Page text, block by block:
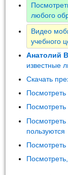
любого
Видео
учебного
Анатолий
известные
Скачать
Посмотреть
Посмотреть
пользуются
Посмотреть